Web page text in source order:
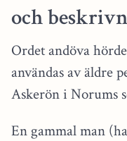
och
Ordet andöva
användas av äldre
Askerön i Norums
En gammal man